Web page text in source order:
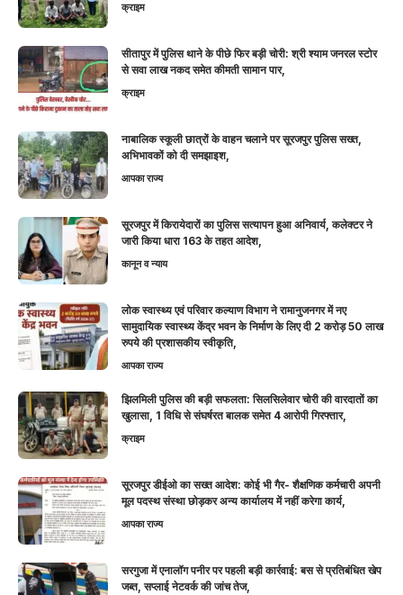
क्राइम
सीतापुर में पुलिस थाने के पीछे फिर बड़ी चोरी: श्री श्याम जनरल स्टोर
से सवा लाख नकद समेत कीमती सामान पार,
क्राइम
नाबालिक स्कूली छात्रों के वाहन चलाने पर सूरजपुर पुलिस सख्त,
अभिभावकों को दी समझाइश,
आपका राज्य
सूरजपुर में किरायेदारों का पुलिस सत्यापन हुआ अनिवार्य, कलेक्टर ने
जारी किया धारा 163 के तहत आदेश,
कानून व न्याय
लोक स्वास्थ्य एवं परिवार कल्याण विभाग ने रामानुजनगर में नए
सामुदायिक स्वास्थ्य केंद्र भवन के निर्माण के लिए दी 2 करोड़ 50 लाख
रुपये की प्रशासकीय स्वीकृति,
आपका राज्य
झिलमिली पुलिस की बड़ी सफलता: सिलसिलेवार चोरी की वारदातों का
खुलासा, 1 विधि से संघर्षरत बालक समेत 4 आरोपी गिरफ्तार,
क्राइम
सूरजपुर डीईओ का सख्त आदेश: कोई भी गैर- शैक्षणिक कर्मचारी अपनी
मूल पदस्थ संस्था छोड़कर अन्य कार्यालय में नहीं करेगा कार्य,
आपका राज्य
सरगुजा में एनालॉग पनीर पर पहली बड़ी कार्रवाई: बस से प्रतिबंधित खेप
जब्त, सप्लाई नेटवर्क की जांच तेज,